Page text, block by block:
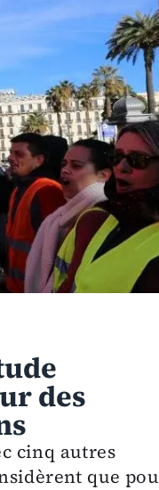
des
cinq autres
que